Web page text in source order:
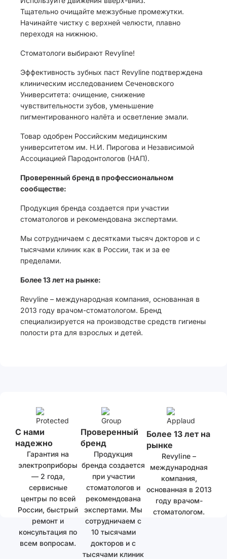
Тщательно очищайте межзубные промежутки.
Начинайте чистку с верхней челюсти, плавно
переходя на нижнюю.
Стоматологи выбирают Revyline!
Эффективность зубных паст Revyline подтверждена
клиническим исследованием Сеченовского
Университета: очищение, снижение
чувствительности зубов, уменьшение
пигментированного налёта и осветление эмали.
Товар одобрен Российским медицинским
университетом им. Н.И. Пирогова и Независимой
Ассоциацией Пародонтологов (НАП).
Проверенный бренд в профессиональном
сообществе:
Продукция бренда создается при участии
стоматологов и рекомендована экспертами.
Мы сотрудничаем с десятками тысяч докторов и с
тысячами клиник как в России, так и за ее
пределами.
Более 13 лет на рынке:
Revyline – международная компания, основанная в
2013 году врачом-стоматологом. Бренд
специализируется на производстве средств гигиены
полости рта для взрослых и детей.
С нами
надежно
Гарантия на
электроприборы
— 2 года,
сервисные
центры по всей
России, быстрый
ремонт и
консультация по
всем вопросам.
Проверенный
бренд
Продукция
бренда создается
при участии
стоматологов и
рекомендована
экспертами. Мы
сотрудничаем с
10 тысячами
докторов и с
тысячами клиник
Более 13 лет на
рынке
Revyline –
международная
компания,
основанная в 2013
году врачом-
стоматологом.